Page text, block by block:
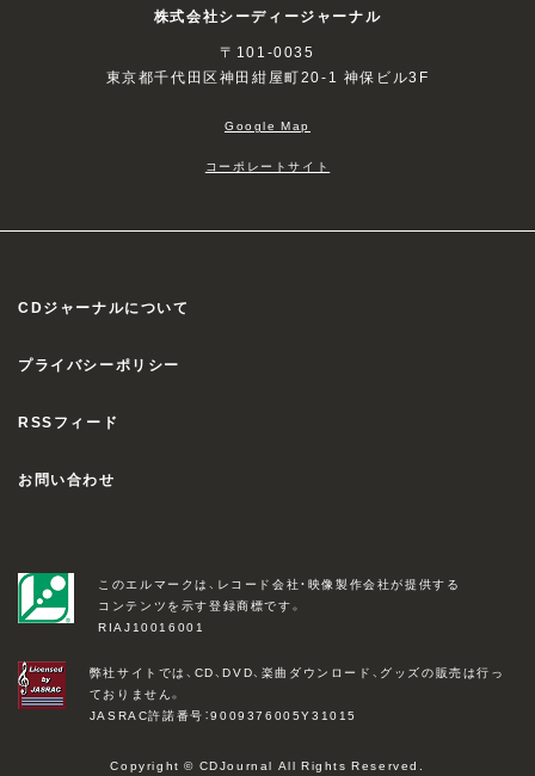
株式会社シーディージャーナル
〒101-0035
東京都千代田区神田紺屋町20-1 神保ビル3F
Google Map
コーポレートサイト
CDジャーナルについて
プライバシーポリシー
RSSフィード
お問い合わせ
このエルマークは、レコード会社・映像製作会社が提供する
コンテンツを示す登録商標です。
RIAJ10016001
弊社サイトでは、CD、DVD、楽曲ダウンロード、グッズの販売は行っ
ておりません。
JASRAC許諾番号：9009376005Y31015
Copyright © CDJournal All Rights Reserved.